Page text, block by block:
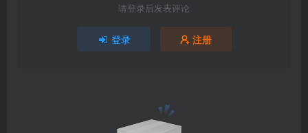
请登录后发表评论
登录 注册